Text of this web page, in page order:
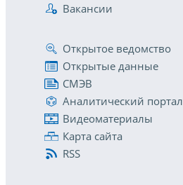
Вакансии
Открытое ведомство
Открытые данные
СМЭВ
Аналитический портал
Видеоматериалы
Карта сайта
RSS